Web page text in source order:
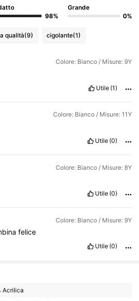
98%
Grande
0%
qualità(9) cigolante(1)
Colore: Bianco / Misure: 9Y
Utile (1)
Colore: Bianco / Misure: 11Y
Utile (0)
Colore: Bianco / Misure: 8Y
Utile (0)
Colore: Bianco / Misure: 9Y
felice
Utile (0)
Acrilica